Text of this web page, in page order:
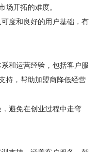
场开拓的难度。
度和良好的用户基础，有
和运营经验，包括客户服
持，帮助加盟商降低经营
避免在创业过程中走弯